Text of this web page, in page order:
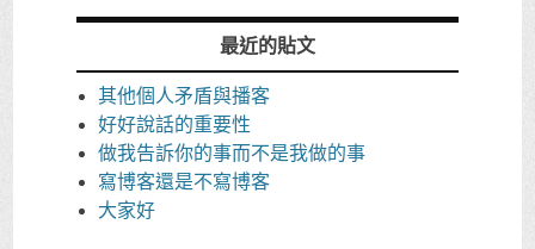
最近的貼文
其他個人矛盾與播客
好好說話的重要性
做我告訴你的事而不是我做的事
寫博客還是不寫博客
大家好